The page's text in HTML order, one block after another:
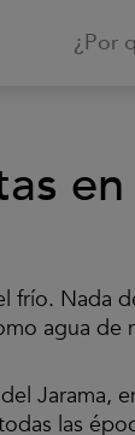
¿Por
frío. Nada
agua de
Jarama,
las